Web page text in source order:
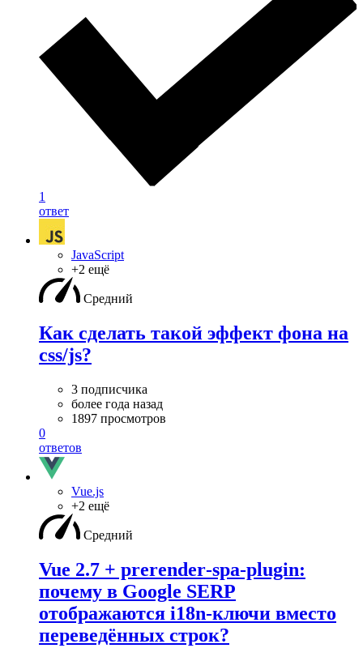
1
ответ
JavaScript
+2 ещё
Средний
Как сделать такой эффект фона на
css/js?
3 подписчика
более года назад
1897 просмотров
0
ответов
Vue.js
+2 ещё
Средний
Vue 2.7 + prerender‑spa‑plugin:
почему в Google SERP
отображаются i18n‑ключи вместо
переведённых строк?